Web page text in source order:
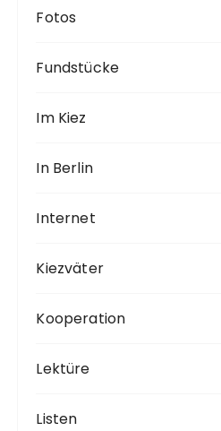
Fotos
Fundstücke
Im Kiez
In Berlin
Internet
Kiezväter
Kooperation
Lektüre
Listen